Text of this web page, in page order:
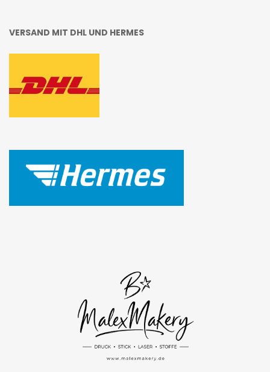
VERSAND MIT DHL UND HERMES